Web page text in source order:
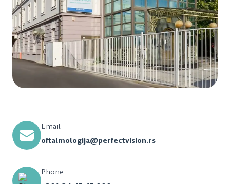
Email
oftalmologija@perfectvision.rs
Phone